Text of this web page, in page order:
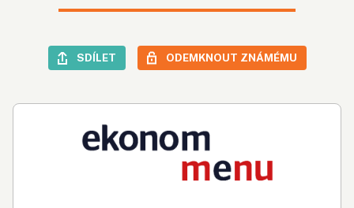
SDÍLET ODEMKNOUT ZNÁMÉMU